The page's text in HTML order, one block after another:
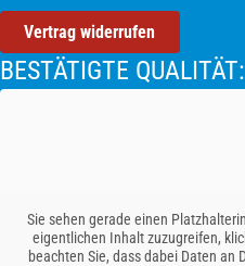
Vertrag widerrufen
BESTÄTIGTE QUALITÄT:
Sie sehen gerade einen
eigentlichen Inhalt zuzugreifen,
beachten Sie, dass dabei Daten